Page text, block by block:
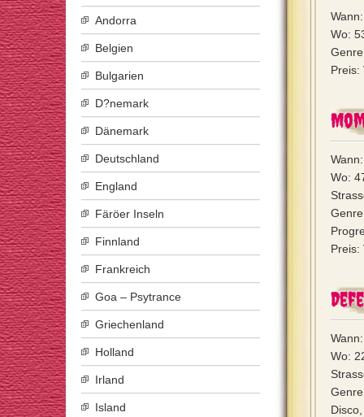
Wo:
Preis:
Wo:
Preis:
Wo:
Andorra
Belgien
Bulgarien
D?nemark
Dänemark
Deutschland
England
Färöer Inseln
Finnland
Frankreich
Goa – Psytrance
Griechenland
Holland
Irland
Island